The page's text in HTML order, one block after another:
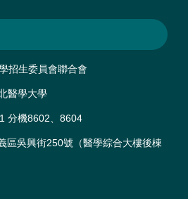
招生委員會聯合會
醫學大學
分機8602、8604
區吳興街250號（醫學綜合大樓後棟